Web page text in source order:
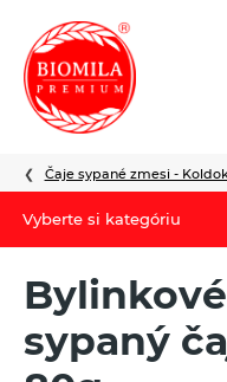
výroba
a
nielen
Vyberte si kategóriu
Letný Biomilatip 18% zľava
Špaldové výrobky
Čaje sypané zmesi -
sypaný